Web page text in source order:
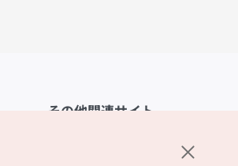
その他関連サイト